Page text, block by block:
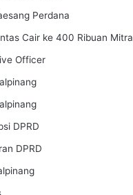
Perdana
Cair ke 400 Ribuan Mitra
Officer
DPRD
DPRD